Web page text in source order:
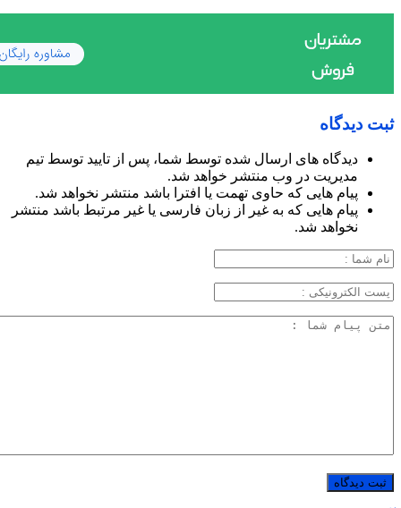
ثبت دیدگاه
دیدگاه های ارسال شده توسط شما، پس از تایید توسط تیم
مدیریت در وب منتشر خواهد شد.
پیام هایی که حاوی تهمت یا افترا باشد منتشر نخواهد شد.
پیام هایی که به غیر از زبان فارسی یا غیر مرتبط باشد منتشر
نخواهد شد.